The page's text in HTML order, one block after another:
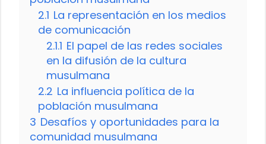
2.1 La representación en los medios
de comunicación
2.1.1 El papel de las redes sociales
en la difusión de la cultura
musulmana
2.2 La influencia política de la
población musulmana
3 Desafíos y oportunidades para la
comunidad musulmana